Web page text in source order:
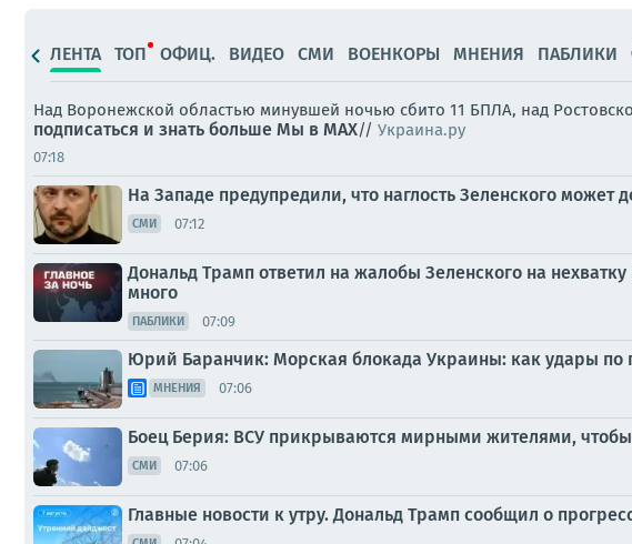
ЛЕНТА ТОП ОФИЦ. ВИДЕО СМИ ВОЕНКОРЫ МНЕНИЯ ПАБЛИКИ
Над Воронежской областью минувшей ночью сбито 11 БПЛА, над
подписаться и знать больше Мы в MAX// Украина.ру
07:18
На Западе предупредили, что наглость Зеленского может
СМИ 07:12
Дональд Трамп ответил на жалобы Зеленского на
много
ПАБЛИКИ 07:09
Юрий Баранчик: Морская блокада Украины: как удары по
МНЕНИЯ 07:06
Боец Берия: ВСУ прикрываются мирными жителями,
СМИ 07:06
Главные новости к утру. Дональд Трамп сообщил о